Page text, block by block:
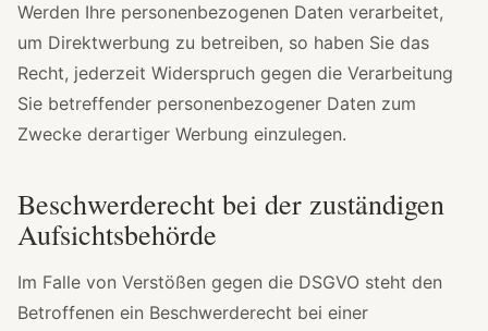
Werden Ihre personenbezogenen Daten verarbeitet,
um Direktwerbung zu betreiben, so haben Sie das
Recht, jederzeit Widerspruch gegen die Verarbeitung
Sie betreffender personenbezogener Daten zum
Zwecke derartiger Werbung einzulegen.
Beschwerderecht bei der zuständigen
Aufsichtsbehörde
Im Falle von Verstößen gegen die DSGVO steht den
Betroffenen ein Beschwerderecht bei einer